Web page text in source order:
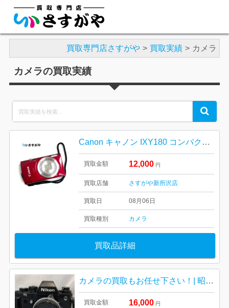
買取専門店さすがや 買取実績 カメラ
カメラの買取実績
for:
Search
Canon キャノン IXY180 コンパクト デジタルカメラ
買取金額 12,000 円
買取店舗 さすがや新所沢店
買取日 08月06日
買取種別 カメラ
買取品詳細
カメラの買取もお任せ下さい！| 昭島市中神町| Nicon F3 ニコン一眼レフカメラ
買取金額 16,000 円